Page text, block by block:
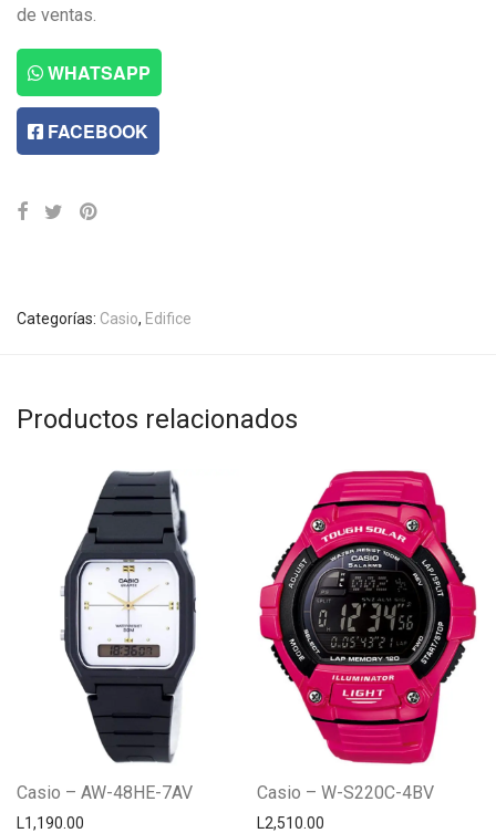
de ventas.
WHATSAPP
FACEBOOK
Categorías: Casio, Edifice
Productos relacionados
Casio – AW-48HE-7AV
L1,190.00
Casio – W-S220C-4BV
L2,510.00